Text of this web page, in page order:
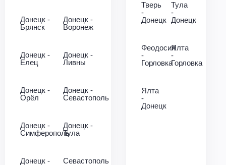
Донецк -
Брянск
Донецк -
Воронеж
Донецк -
Елец
Донецк -
Ливны
Донецк -
Орёл
Донецк -
Севастополь
Донецк -
Симферополь
Донецк -
Тула
Донецк -
Севастополь
Тверь
-
Донецк
Тула
-
Донецк
Феодосия
-
Горловка
Ялта
-
Горловка
Ялта
-
Донецк